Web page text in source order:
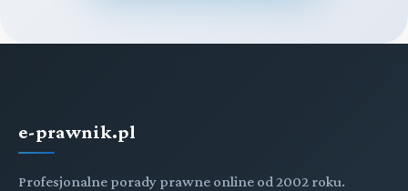
e-prawnik.pl
Profesjonalne porady prawne online od 2002 roku.